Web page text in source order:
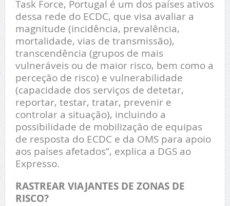
Task Force, Portugal é um dos países ativos
dessa rede do ECDC, que visa avaliar a
magnitude (incidência, prevalência,
mortalidade, vias de transmissão),
transcendência (grupos de mais
vulneráveis ou de maior risco, bem como a
perceção de risco) e vulnerabilidade
(capacidade dos serviços de detetar,
reportar, testar, tratar, prevenir e
controlar a situação), incluindo a
possibilidade de mobilização de equipas
de resposta do ECDC e da OMS para apoio
aos países afetados”, explica a DGS ao
Expresso.
RASTREAR VIAJANTES DE ZONAS DE
RISCO?